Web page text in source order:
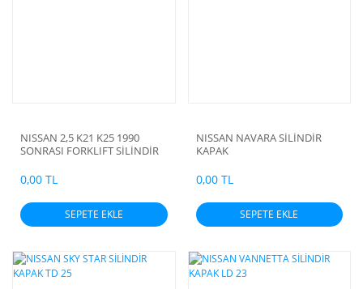
NISSAN 2,5 K21 K25 1990
SONRASI FORKLIFT SİLİNDİR
0,00 TL
SEPETE EKLE
NISSAN NAVARA SİLİNDİR
KAPAK
0,00 TL
SEPETE EKLE